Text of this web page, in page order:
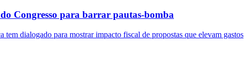
Congresso para barrar pautas-bomba
dialogado para mostrar impacto fiscal de propostas que elevam gastos